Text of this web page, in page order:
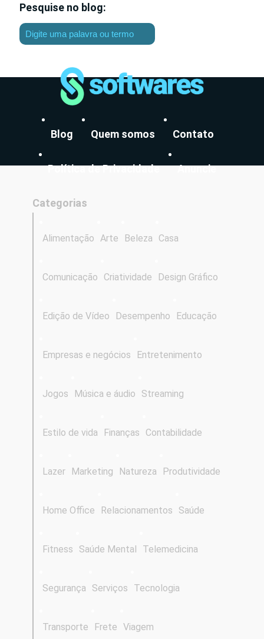
Pesquise no blog:
Blog Quem somos Contato
Política de Privacidade Anuncie
Categorias
Alimentação Arte Beleza Casa
Comunicação Criatividade Design Gráfico
Edição de Vídeo Desempenho Educação
Empresas e negócios Entretenimento
Jogos Música e áudio Streaming
Estilo de vida Finanças Contabilidade
Lazer Marketing Natureza Produtividade
Home Office Relacionamentos Saúde
Fitness Saúde Mental Telemedicina
Segurança Serviços Tecnologia
Transporte Frete Viagem